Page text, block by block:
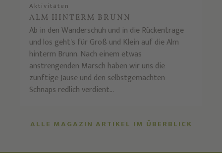
Aktivitäten
ALM HINTERM BRUNN
Ab in den Wanderschuh und in die Rückentrage
und los geht's für Groß und Klein auf die Alm
hinterm Brunn. Nach einem etwas
anstrengenden Marsch haben wir uns die
zünftige Jause und den selbstgemachten
Schnaps redlich verdient...
ALLE MAGAZIN ARTIKEL IM ÜBERBLICK